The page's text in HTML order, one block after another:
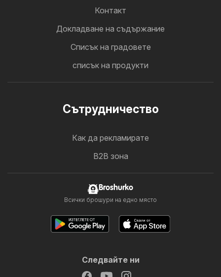
Контакт
Докладване на съдържание
Cписък на градовете
списък на продукти
Cътрудничество
Как да рекламирате
B2B зона
Broshurko
Всички брошури на едно място
Следвайте ни